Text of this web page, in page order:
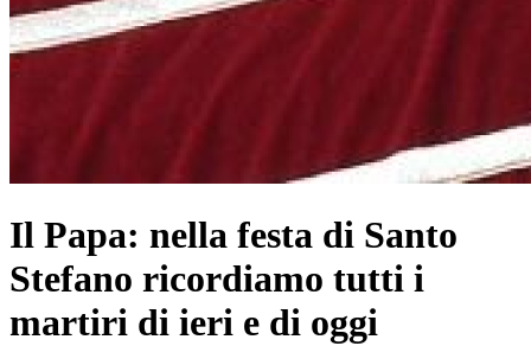
Il Papa: nella festa di Santo
Stefano ricordiamo tutti i
martiri di ieri e di oggi